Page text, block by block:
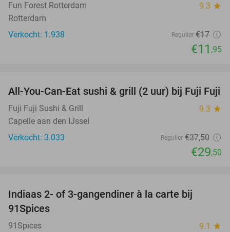
Fun Forest Rotterdam 9.3 star
Rotterdam
Verkocht: 1.938
Regulier €17
€11 ,95
21%
All-You-Can-Eat sushi & grill (2 uur) bij Fuji Fuji
Fuji Fuji Sushi & Grill 9.3 star
Capelle aan den IJssel
Verkocht: 3.033
Regulier €37,50
€29,50
Indiaas 2- of 3-gangendiner à la carte bij
91Spices
91Spices 9.1 star